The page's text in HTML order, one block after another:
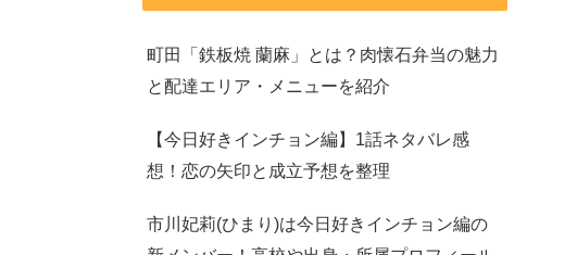
町田「鉄板焼 蘭麻」とは？肉懐石弁当の魅力
と配達エリア・メニューを紹介
【今日好きインチョン編】1話ネタバレ感
想！恋の矢印と成立予想を整理
市川妃莉(ひまり)は今日好きインチョン編の